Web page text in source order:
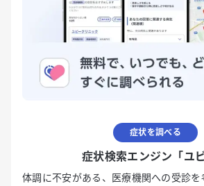
症状を調べる
症状検索エンジン「ユビ
体調に不安がある、医療機関への受診を